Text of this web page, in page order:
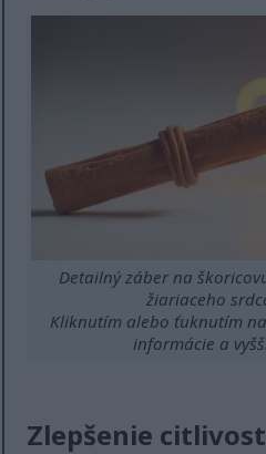
Detailný záber na
žiariaceho
Kliknutím alebo ťuknutím
informácie a
Zlepšenie